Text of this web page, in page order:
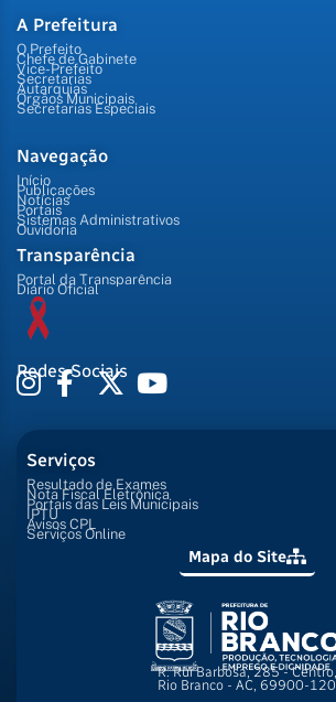
A Prefeitura
O Prefeito
Chefe de Gabinete
Vice-Prefeito
Secretarias
Autarquias
Órgãos Municipais
Secretarias Especiais
Navegação
Início
Publicações
Notícias
Portais
Sistemas Administrativos
Ouvidoria
Transparência
Portal da Transparência
Diário Oficial
Redes Sociais
Serviços
Resultado de Exames
Nota Fiscal Eletrônica
Portais das Leis Municipais
IPTU
Avisos CPL
Serviços Online
Mapa do Site
R. Rui Barbosa, 285 - Centro,
Rio Branco - AC, 69900-120